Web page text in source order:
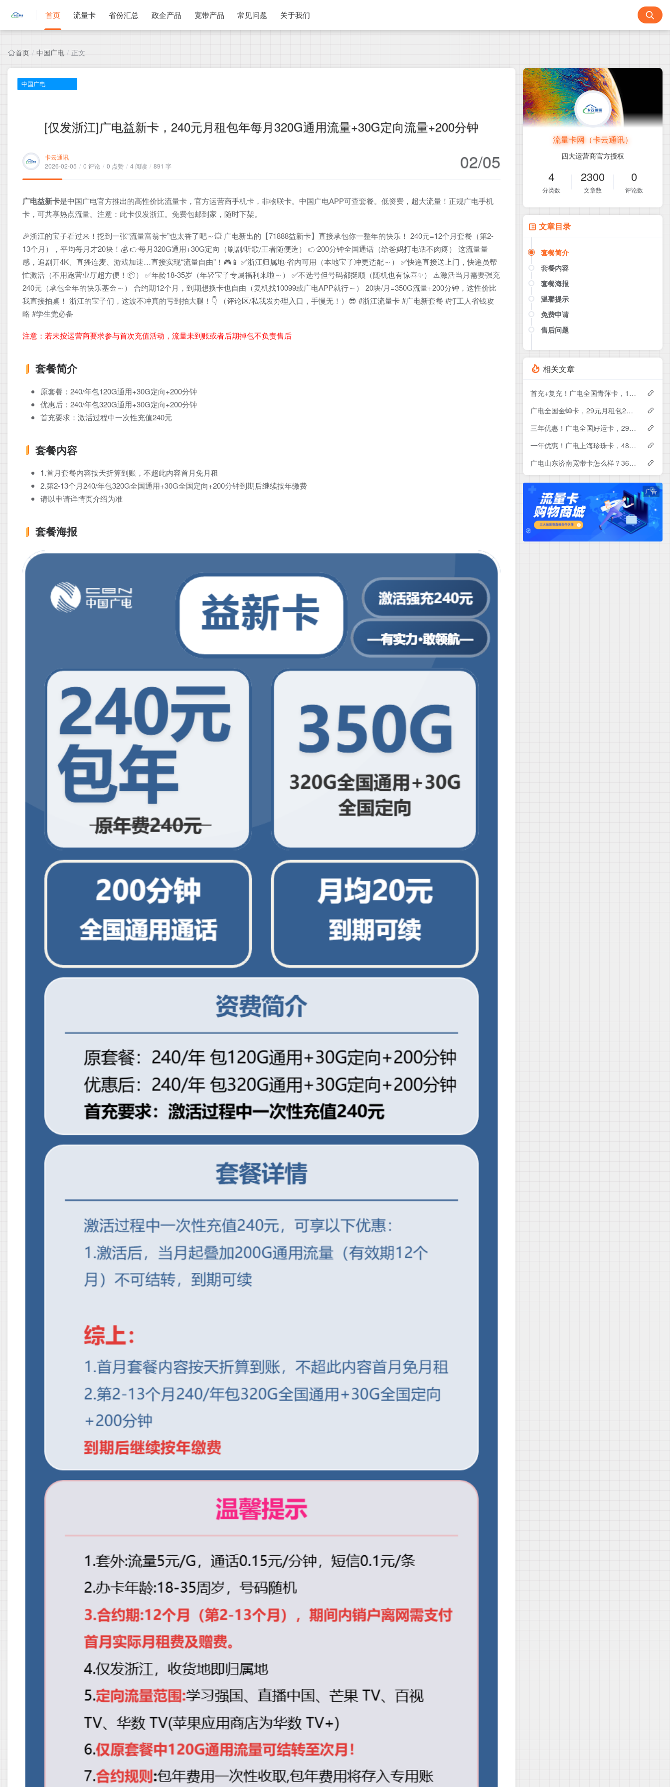
首页 流量卡 省份汇总 政企产品 宽带产品 常见问题 关于我们
首页 / 中国广电 / 正文
中国广电
[仅发浙江]广电益新卡，240元月租包年每月320G通用流量+30G定向流量+200分钟
卡云通讯
2026-02-05 / 0 评论 / 0 点赞 / 4 阅读 / 891 字 02/05
广电益新卡是中国广电官方推出的高性价比流量卡，官方运营商手机卡，非物联卡。中国广电APP可查套餐。低资费，超大流量！正规广电手机
卡，可共享热点流量。注意：此卡仅发浙江。免费包邮到家，随时下架。
🎉浙江的宝子看过来！挖到一张“流量富翁卡”也太香了吧～💥 广电新出的【71888益新卡】直接承包你一整年的快乐！ 240元=12个月套餐（第2-
13个月），平均每月才20块！💰 👉每月320G通用+30G定向（刷剧/听歌/王者随便造） 👉200分钟全国通话（给爸妈打电话不肉疼） 这流量量
感，追剧开4K、直播连麦、游戏加速…直接实现“流量自由”！🎮📱 ✅浙江归属地·省内可用（本地宝子冲更适配～） ✅快递直接送上门，快递员帮
忙激活（不用跑营业厅超方便！📦） ✅年龄18-35岁（年轻宝子专属福利来啦～） ✅不选号但号码都挺顺（随机也有惊喜✨） ⚠️激活当月需要强充
240元（承包全年的快乐基金～） 合约期12个月，到期想换卡也自由（复机找10099或广电APP就行～） 20块/月=350G流量+200分钟，这性价比
我直接拍桌！ 浙江的宝子们，这波不冲真的亏到拍大腿！👇 （评论区/私我发办理入口，手慢无！）😎 #浙江流量卡 #广电新套餐 #打工人省钱攻
略 #学生党必备
注意：若未按运营商要求参与首次充值活动，流量未到账或者后期掉包不负责售后
套餐简介
原套餐：240/年包120G通用+30G定向+200分钟
优惠后：240/年包320G通用+30G定向+200分钟
首充要求：激活过程中一次性充值240元
套餐内容
1.首月套餐内容按天折算到账，不超此内容首月免月租
2.第2-13个月240/年包320G全国通用+30G全国定向+200分钟到期后继续按年缴费
请以申请详情页介绍为准
套餐海报
流量卡网（卡云通讯）
四大运营商官方授权
4
分类数
2300
文章数
0
评论数
文章目录
套餐简介
套餐内容
套餐海报
温馨提示
免费申请
点击这里或者手机扫描下方二维码
售后问题
相关文章
首充+复充！广电全国青萍卡，19元月租包230G+0.15元月租/分钟
广电全国金蝉卡，29元月租包230G+0.15元月租/分钟
三年优惠！广电全国好运卡，29元月租包200G+0.15元月租/分钟
一年优惠！广电上海珍珠卡，48元月租包430G+300分钟
广电山东济南宽带卡怎么样？360-840元月租包1-3年500-1000M单宽带套餐——广电流量卡测评
广告